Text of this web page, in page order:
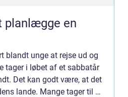
planlægge en
blandt unge at rejse ud og
tager i løbet af et sabbatår
Det kan godt være, at det
lande. Mange tager til et